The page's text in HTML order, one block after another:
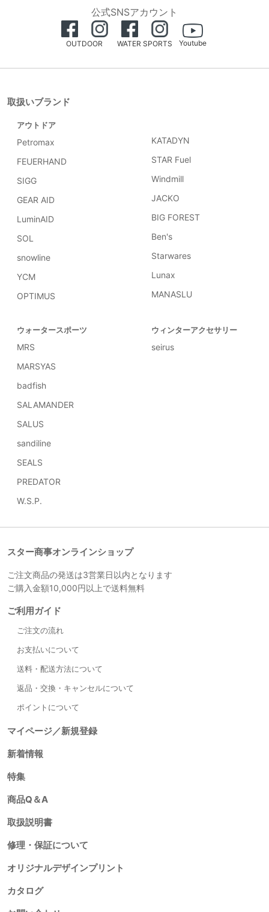
公式SNSアカウント
OUTDOOR WATER SPORTS Youtube
スター商事オンラインショップ
ご注文商品の発送は3営業日以内となります
ご購入金額10,000円以上で送料無料
ご利用ガイド
ご注文の流れ
お支払いについて
送料・配送方法について
返品・交換・キャンセルについて
ポイントについて
マイページ／新規登録
新着情報
特集
商品Q＆A
取扱説明書
修理・保証について
オリジナルデザインプリント
カタログ
取扱いブランド
アウトドア
Petromax
FEUERHAND
SIGG
GEAR AID
LuminAID
SOL
snowline
YCM
OPTIMUS
KATADYN
STAR Fuel
Windmill
JACKO
BIG FOREST
Ben's
Starwares
Lunax
MANASLU
ウォータースポーツ
MRS
MARSYAS
badfish
SALAMANDER
SALUS
sandiline
SEALS
PREDATOR
W.S.P.
ウィンターアクセサリー
seirus